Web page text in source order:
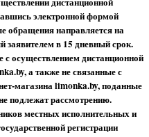
электронной формой
обращения направляется на
заявителем в 15 дневный срок.
осуществлением дистанционной
а также не связанные с
магазина limonka.by, поданные
подлежат рассмотрению.
местных исполнительных и
регистрации